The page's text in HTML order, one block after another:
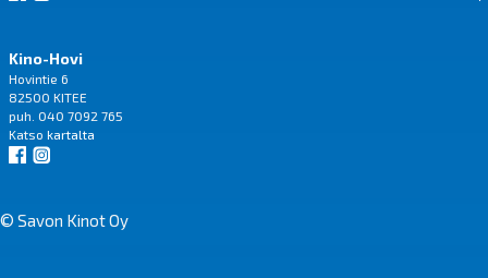
Kino-Hovi
Hovintie 6
82500 KITEE
puh. 040 7092 765
Katso kartalta
© Savon Kinot Oy